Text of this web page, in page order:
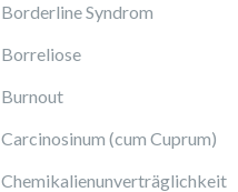
Borderline Syndrom
Borreliose
Burnout
Carcinosinum (cum Cuprum)
Chemikalienunverträglichkeit